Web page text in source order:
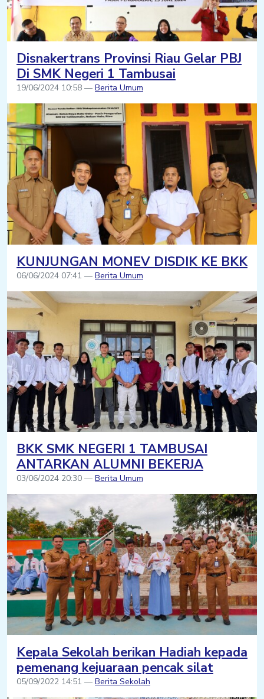
Disnakertrans Provinsi Riau Gelar PBJ
Di SMK Negeri 1 Tambusai
19/06/2024 10:58 — Berita Umum
KUNJUNGAN MONEV DISDIK KE BKK
06/06/2024 07:41 — Berita Umum
BKK SMK NEGERI 1 TAMBUSAI
ANTARKAN ALUMNI BEKERJA
03/06/2024 20:30 — Berita Umum
Kepala Sekolah berikan Hadiah kepada
pemenang kejuaraan pencak silat
05/09/2022 14:51 — Berita Sekolah